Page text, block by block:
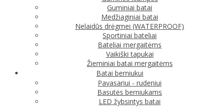
Guminiai batai
Medžiaginiai batai
Nelaidūs drėgmei (WATERPROOF)
Sportiniai bateliai
Bateliai mergaitėms
Vaikiški tapukai
Žieminiai batai mergaitėms
Batai berniukui
Pavasariui - rudeniui
Basutės berniukams
LED žybsintys batai